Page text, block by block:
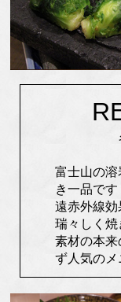
富士山の
き一品です
遠赤外線
瑞々しく焼
素材の本
ず人気のメ